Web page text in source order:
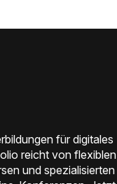
für digitales
reicht von flexiblen
und spezialisierten